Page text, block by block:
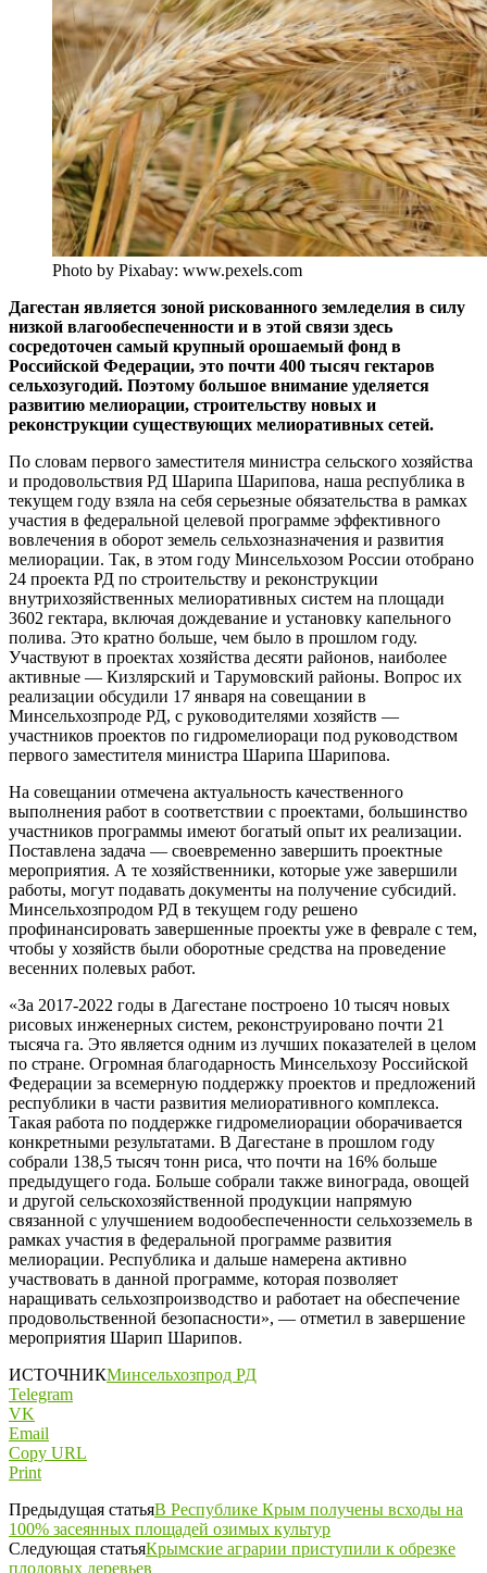
Photo by Pixabay: www.pexels.com
Дагестан является зоной рискованного земледелия в силу
низкой влагообеспеченности и в этой связи здесь
сосредоточен самый крупный орошаемый фонд в
Российской Федерации, это почти 400 тысяч гектаров
сельхозугодий. Поэтому большое внимание уделяется
развитию мелиорации, строительству новых и
реконструкции существующих мелиоративных сетей.
По словам первого заместителя министра сельского хозяйства
и продовольствия РД Шарипа Шарипова, наша республика в
текущем году взяла на себя серьезные обязательства в рамках
участия в федеральной целевой программе эффективного
вовлечения в оборот земель сельхозназначения и развития
мелиорации. Так, в этом году Минсельхозом России отобрано
24 проекта РД по строительству и реконструкции
внутрихозяйственных мелиоративных систем на площади
3602 гектара, включая дождевание и установку капельного
полива. Это кратно больше, чем было в прошлом году.
Участвуют в проектах хозяйства десяти районов, наиболее
активные — Кизлярский и Тарумовский районы. Вопрос их
реализации обсудили 17 января на совещании в
Минсельхозпроде РД, с руководителями хозяйств —
участников проектов по гидромелиораци под руководством
первого заместителя министра Шарипа Шарипова.
На совещании отмечена актуальность качественного
выполнения работ в соответствии с проектами, большинство
участников программы имеют богатый опыт их реализации.
Поставлена задача — своевременно завершить проектные
мероприятия. А те хозяйственники, которые уже завершили
работы, могут подавать документы на получение субсидий.
Минсельхозпродом РД в текущем году решено
профинансировать завершенные проекты уже в феврале с тем,
чтобы у хозяйств были оборотные средства на проведение
весенних полевых работ.
«За 2017-2022 годы в Дагестане построено 10 тысяч новых
рисовых инженерных систем, реконструировано почти 21
тысяча га. Это является одним из лучших показателей в целом
по стране. Огромная благодарность Минсельхозу Российской
Федерации за всемерную поддержку проектов и предложений
республики в части развития мелиоративного комплекса.
Такая работа по поддержке гидромелиорации оборачивается
конкретными результатами. В Дагестане в прошлом году
собрали 138,5 тысяч тонн риса, что почти на 16% больше
предыдущего года. Больше собрали также винограда, овощей
и другой сельскохозяйственной продукции напрямую
связанной с улучшением водообеспеченности сельхозземель в
рамках участия в федеральной программе развития
мелиорации. Республика и дальше намерена активно
участвовать в данной программе, которая позволяет
наращивать сельхозпроизводство и работает на обеспечение
продовольственной безопасности», — отметил в завершение
мероприятия Шарип Шарипов.
ИСТОЧНИКМинсельхозпрод РД
Telegram
VK
Email
Copy URL
Print
Предыдущая статьяВ Республике Крым получены всходы на
100% засеянных площадей озимых культур
Следующая статьяКрымские аграрии приступили к обрезке
плодовых деревьев